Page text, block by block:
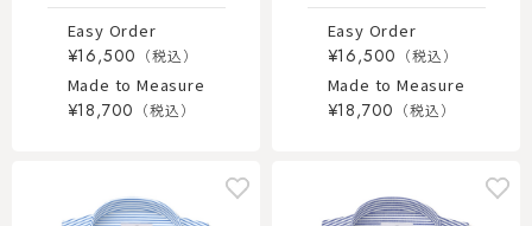
Easy Order
¥16,500
Made to Measure
¥18,700
Easy Order
¥16,500
Made to Measure
¥18,700